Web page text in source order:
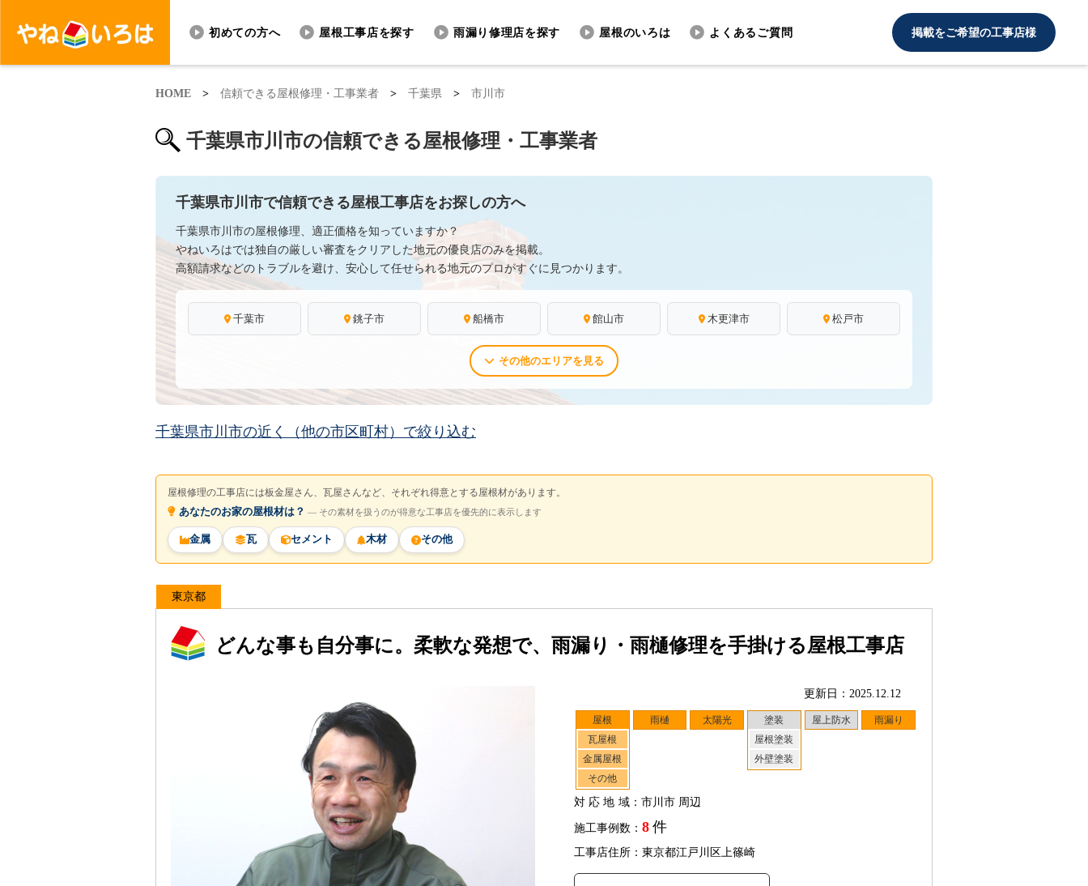
初めての方へ 屋根工事店を探す 雨漏り修理店を探す 屋根のいろは よくあるご質問 掲載をご希望の工事店様
HOME > 信頼できる屋根修理・工事業者 > 千葉県 > 市川市
千葉県市川市の信頼できる屋根修理・工事業者
千葉県市川市で信頼できる屋根工事店をお探しの方へ
千葉県市川市の屋根修理、適正価格を知っていますか？
やねいろはでは独自の厳しい審査をクリアした地元の優良店のみを掲載。
高額請求などのトラブルを避け、安心して任せられる地元のプロがすぐに見つかります。
千葉市 銚子市 船橋市 館山市 木更津市 松戸市
その他のエリアを見る
千葉県市川市の近く（他の市区町村）で絞り込む
屋根修理の工事店には板金屋さん、瓦屋さんなど、それぞれ得意とする屋根材があります。
あなたのお家の屋根材は？ ― その素材を扱うのが得意な工事店を優先的に表示します
金属 瓦 セメント 木材 その他
東京都
どんな事も自分事に。柔軟な発想で、雨漏り・雨樋修理を手掛ける屋根工事店
更新日：2025.12.12
屋根
瓦屋根
金属屋根
その他
雨樋 太陽光
塗装
屋根塗装
外壁塗装
屋上防水 雨漏り
対応地域：市川市 周辺
施工事例数： 8 件
工事店住所：東京都江戸川区上篠崎